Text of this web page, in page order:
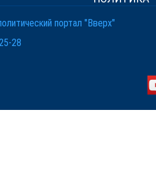
портал "Вверх"
28